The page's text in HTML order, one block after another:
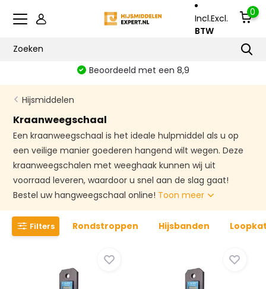
Incl.Excl.
BTW
0
Vanaf €500 gratis verzonden
Hijsmiddelen
Kraanweegschaal
Een kraanweegschaal is het ideale hulpmiddel als u op
een veilige manier goederen hangend wilt wegen. Deze
kraanweegschalen met weeghaak kunnen wij uit
voorraad leveren, waardoor u snel aan de slag gaat!
Bestel uw hangweegschaal online! Toon meer
Filters Rondstroppen Hijsbanden